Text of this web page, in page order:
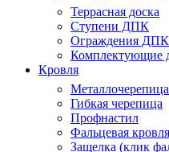
Террасная доска
Ступени ДПК
Ограждения ДПК
Комплектующие
Кровля
Гибкая черепица
Профнастил
Фальцевая кровля
Защелка (клик